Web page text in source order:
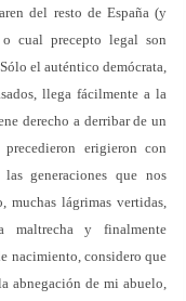
del resto de España (y
cual precepto legal son
el auténtico demócrata,
llega fácilmente a la
derecho a derribar de un
erigieron con
generaciones que nos
muchas lágrimas vertidas,
maltrecha y finalmente
nacimiento, considero que
abnegación de mi abuelo,